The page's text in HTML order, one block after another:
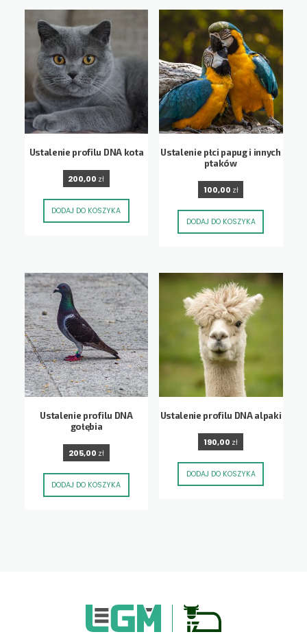
Ustalenie profilu DNA kota
200,00 zł
DODAJ DO KOSZYKA
Ustalenie płci papug i innych
ptaków
100,00 zł
DODAJ DO KOSZYKA
Ustalenie profilu DNA
gołębia
205,00 zł
DODAJ DO KOSZYKA
Ustalenie profilu DNA alpaki
190,00 zł
DODAJ DO KOSZYKA